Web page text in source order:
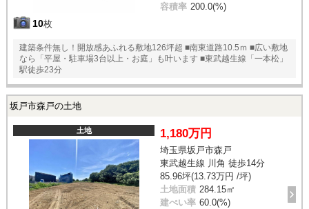
10枚
容積率 200.0(%)
建築条件無し！開放感あふれる敷地126坪超 ■南東道路10.5ｍ ■広い敷地
なら「平屋・駐車場3台以上・お庭」も叶います ■東武越生線「一本松」
駅徒歩23分
坂戸市森戸の土地
土地 1,180万円
埼玉県坂戸市森戸
東武越生線 川角 徒歩14分
85.96坪(13.73万円 /坪)
土地面積 284.15㎡
建ぺい率 60.0(%)